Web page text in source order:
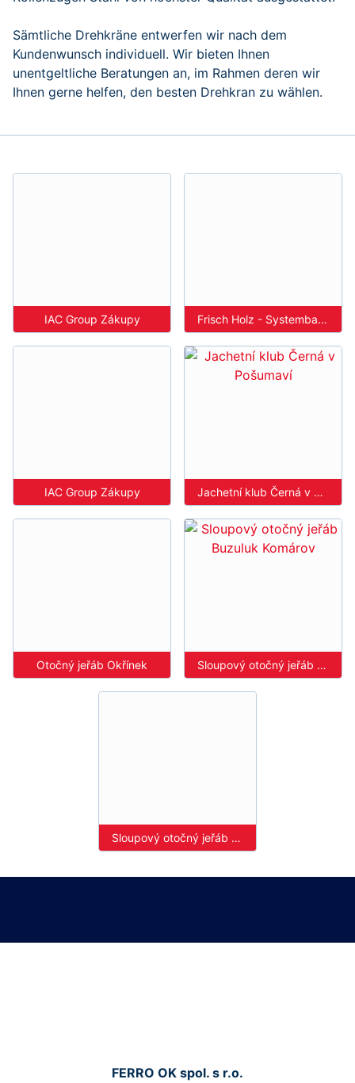
Sämtliche Drehkräne entwerfen wir nach dem
Kundenwunsch individuell. Wir bieten Ihnen
unentgeltliche Beratungen an, im Rahmen deren wir
Ihnen gerne helfen, den besten Drehkran zu wählen.
IAC Group Zákupy Frisch Holz - Systembau Veselí nad Lužnicí
IAC Group Zákupy Jachetní klub Černá v Pošumaví
Otočný jeřáb Okřínek Sloupový otočný jeřáb Buzuluk Komárov
Sloupový otočný jeřáb Škoda Plzeň
FERRO OK spol. s r.o.